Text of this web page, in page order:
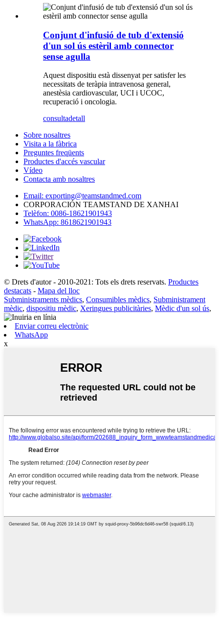
Conjunt d'infusió de tub d'extensió
d'un sol ús estèril amb connector
sense agulla
Aquest dispositiu està dissenyat per satisfer les
necessitats de teràpia intravenosa general,
anestèsia cardiovascular, UCI i UCOC,
recuperació i oncologia.
consultadetall
Sobre nosaltres
Visita a la fàbrica
Preguntes freqüents
Productes d'accés vascular
Vídeo
Contacta amb nosaltres
Email: exporting@teamstandmed.com
CORPORACIÓN TEAMSTAND DE XANHAI
Telèfon: 0086-18621901943
WhatsApp: 8618621901943
© Drets d'autor - 2010-2021: Tots els drets reservats. Productes
destacats - Mapa del lloc
Subministraments mèdics, Consumibles mèdics, Subministrament
mèdic, dispositiu mèdic, Xeringues publicitàries, Mèdic d'un sol ús,
Enviar correu electrònic
WhatsApp
x